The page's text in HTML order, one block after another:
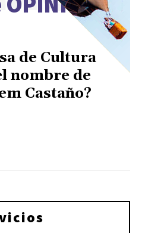
de Cultura
nombre de
Castaño?